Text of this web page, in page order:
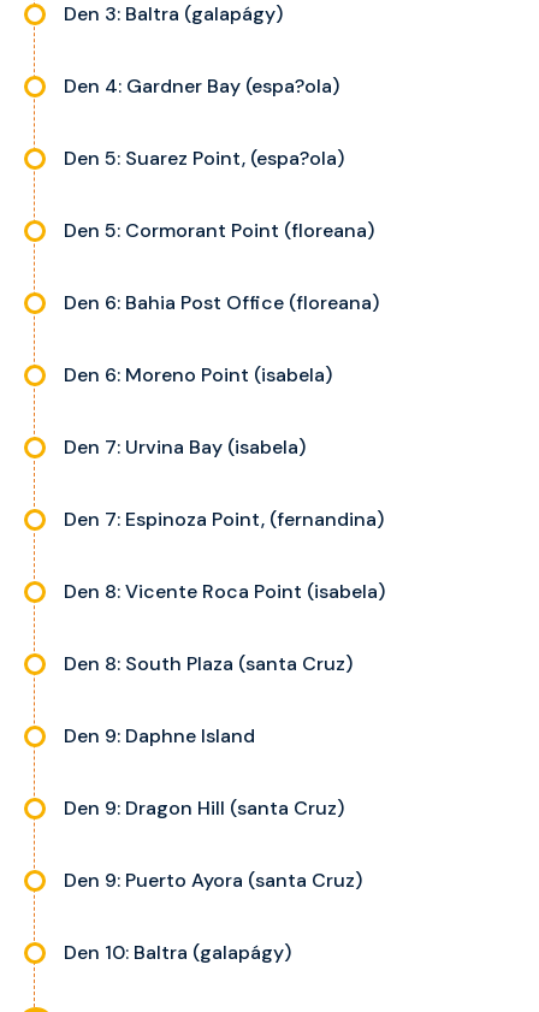
Den 3: Baltra (galapágy)
Den 4: Gardner Bay (espa?ola)
Den 5: Suarez Point, (espa?ola)
Den 5: Cormorant Point (floreana)
Den 6: Bahia Post Office (floreana)
Den 6: Moreno Point (isabela)
Den 7: Urvina Bay (isabela)
Den 7: Espinoza Point, (fernandina)
Den 8: Vicente Roca Point (isabela)
Den 8: South Plaza (santa Cruz)
Den 9: Daphne Island
Den 9: Dragon Hill (santa Cruz)
Den 9: Puerto Ayora (santa Cruz)
Den 10: Baltra (galapágy)